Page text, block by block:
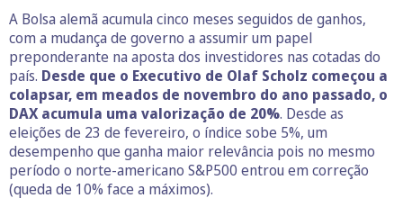
A Bolsa alemã acumula cinco meses seguidos de ganhos,
com a mudança de governo a assumir um papel
preponderante na aposta dos investidores nas cotadas do
país. Desde que o Executivo de Olaf Scholz começou a
colapsar, em meados de novembro do ano passado, o
DAX acumula uma valorização de 20%. Desde as
eleições de 23 de fevereiro, o índice sobe 5%, um
desempenho que ganha maior relevância pois no mesmo
período o norte-americano S&P500 entrou em correção
(queda de 10% face a máximos).